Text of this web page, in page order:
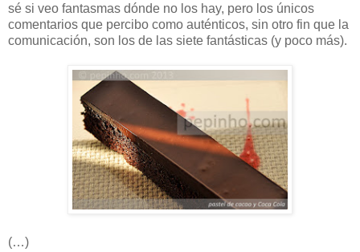
sé si veo fantasmas dónde no los hay, pero los únicos
comentarios que percibo como auténticos, sin otro fin que la
comunicación, son los de las siete fantásticas (y poco más).
(…)